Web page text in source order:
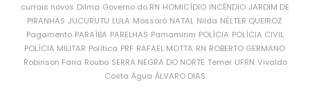
currais novos Dilma Governo do RN HOMICÍDIO INCÊNDIO JARDIM DE
PIRANHAS JUCURUTU LULA Mossoró NATAL Nilda NÉLTER QUEIROZ
Pagamento PARAÍBA PARELHAS Parnamirim POLÍCIA POLÍCIA CIVIL
POLÍCIA MILITAR Política PRF RAFAEL MOTTA RN ROBERTO GERMANO
Robinson Faria Roubo SERRA NEGRA DO NORTE Temer UFRN Vivaldo
Costa Água ÁLVARO DIAS